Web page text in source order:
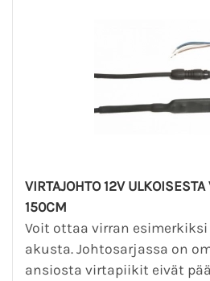
VIRTAJOHTO 12V
150CM
Voit ottaa virran
akusta. Johtosarjassa on
ansiosta virtapiikit eivät